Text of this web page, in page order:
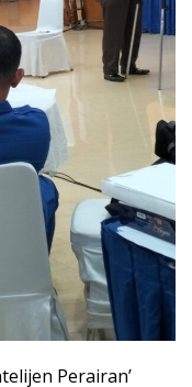
Perairan’